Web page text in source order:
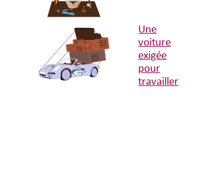
Une
voiture
exigée
pour
travailler